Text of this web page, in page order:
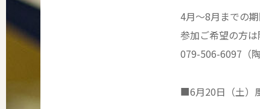
4月～8月までの
参加ご希望の方
079-506-6097（
■6月20日（土）